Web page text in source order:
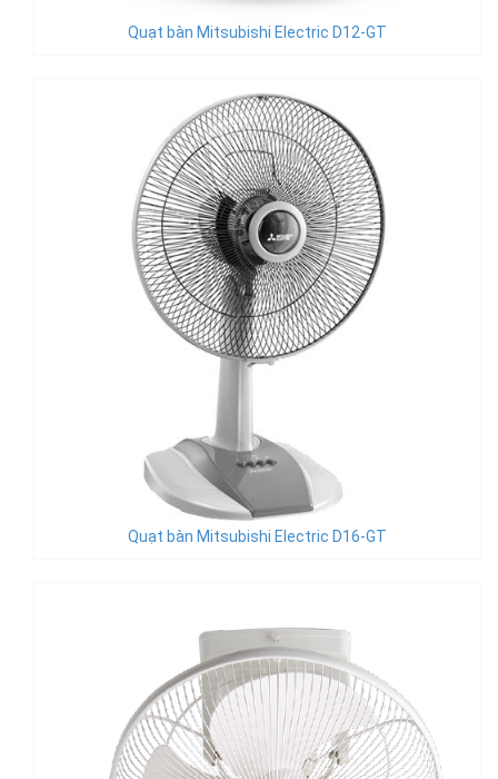
Quạt bàn Mitsubishi Electric D12-GT
Quạt bàn Mitsubishi Electric D16-GT